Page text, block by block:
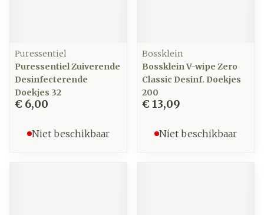
Puressentiel
Puressentiel Zuiverende
Desinfecterende
Doekjes 32
€ 6,00
Niet beschikbaar
Bossklein
Bossklein V-wipe Zero
Classic Desinf. Doekjes
200
€ 13,09
Niet beschikbaar